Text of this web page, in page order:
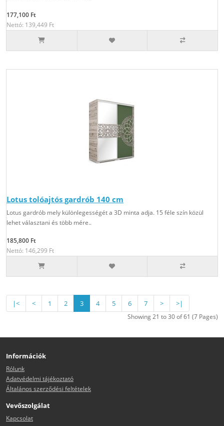
177,100 Ft
Nettó: 139,449 Ft
Lotus tolóajtós gardrób 140 cm
Lotus gardrób mely különlegességét a 3D minta adja. 15 féle szín közül
lehet választani és több mére..
185,800 Ft
Nettó: 146,299 Ft
|< < 1 2 3 4 5 6 7 > >|
Showing 21 to 30 of 61 (7 Pages)
Információk
Rólunk
Adatvédelmi tájékoztató
Általános szerződési feltételek
Vevőszolgálat
Kapcsolat